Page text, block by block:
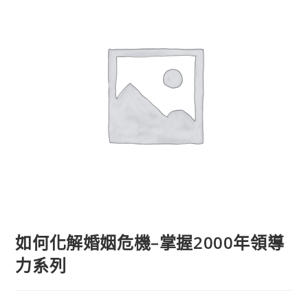
如何化解婚姻危機–掌握2000年領導
力系列